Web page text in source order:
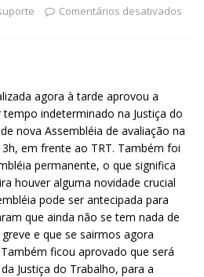
Comentários desativados
agora à tarde aprovou a
indeterminado na Justiça do
nova Assembléia de avaliação na
em frente ao TRT. Também foi
permanente, o que significa
houver alguma novidade crucial
pode ser antecipada para
que ainda não se tem nada de
e que se sairmos agora
ficou aprovado que será
Justiça do Trabalho, para a